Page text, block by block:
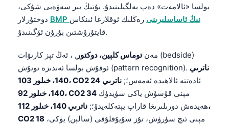
بولسا «ئالامەت» دەپ بەلگىلىنىدۇ. بۇنىڭ بىر سەۋەبى شۇكى،
BMP نىڭ ئاساسلىرىنى رەڭلىك ئوقلارغا ئىنكاس
قايتۇرۇشتىن بۇرۇن ئۆگىنىدۇ.
مەنتوماس كلېين، دوكتور , ، ئەڭ تېز كارىۋات (bedside)
ئوقۇش بولسا ئەندىزە تونۇش (pattern recognition). ناترىي
140، خىلور 103، CO2 24
ئادەتتە ئالاھىدە ئەمەس؛; ناترىي
140، خىلور 92، CO2 34
ھەيدەش دورىلىرىغا قاراپ يېتەكلەيدۇ؛;
ناترىي 140، خىلور 112،
CO2 18